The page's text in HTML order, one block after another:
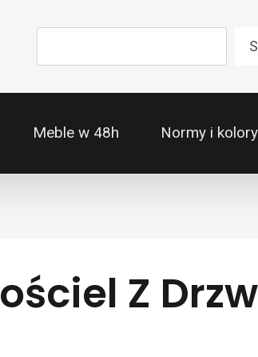
Meble w 48h Normy i
Z